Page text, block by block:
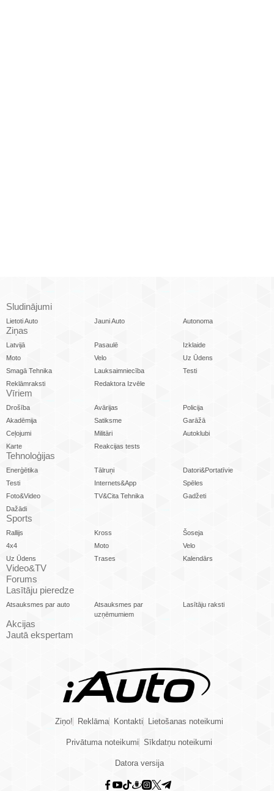
Sludinājumi
Lietoti Auto Jauni Auto Autonoma
Ziņas
Latvijā Pasaulē
Izklaide
Moto
Velo
Uz Ūdens
Smagā Tehnika
Lauksaimniecība
Testi
Reklāmraksti
Redaktora Izvēle
Vīriem
Drošība Avārijas
Policija
Akadēmija
Satiksme
Garāžā
Ceļojumi
Militāri
Autoklubi
Karte
Reakcijas tests
Tehnoloģijas
Enerģētika Tālruņi
Datori&Portatīvie
Testi
Internets&App
Spēles
Foto&Video
TV&Cita Tehnika
Gadžeti
Dažādi
Sports
Rallijs Kross
Šoseja
4x4
Moto
Velo
Uz Ūdens
Trases Kalendārs
Video&TV
Forums
Lasītāju pieredze
Atsauksmes par auto
Atsauksmes par
uzņēmumiem
Lasītāju raksti
Akcijas
Jautā ekspertam
Ziņo! Reklāma Kontakti Lietošanas noteikumi
Privātuma noteikumi Sīkdatņu noteikumi
Datora versija